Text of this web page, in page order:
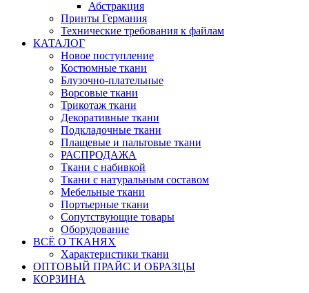
Абстракция
Принты Германия
Технические требования к файлам
КАТАЛОГ
Новое поступление
Костюмные ткани
Блузочно-плательные
Ворсовые ткани
Трикотаж ткани
Декоративные ткани
Подкладочные ткани
Плащевые и пальтовые ткани
РАСПРОДАЖА
Ткани с набивкой
Ткани с натуральным составом
Мебельные ткани
Портьерные ткани
Сопутствующие товары
Оборудование
ВСЁ О ТКАНЯХ
Характеристики ткани
ОПТОВЫЙ ПРАЙС И ОБРАЗЦЫ
КОРЗИНА